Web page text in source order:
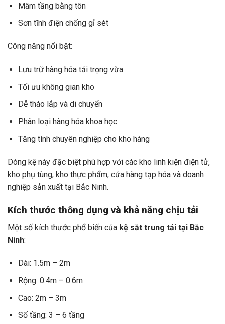
Mâm tầng bằng tôn
Sơn tĩnh điện chống gỉ sét
Công năng nổi bật:
Lưu trữ hàng hóa tải trọng vừa
Tối ưu không gian kho
Dễ tháo lắp và di chuyển
Phân loại hàng hóa khoa học
Tăng tính chuyên nghiệp cho kho hàng
Dòng kệ này đặc biệt phù hợp với các kho linh kiện điện tử,
kho phụ tùng, kho thực phẩm, cửa hàng tạp hóa và doanh
nghiệp sản xuất tại Bắc Ninh.
Kích thước thông dụng và khả năng chịu tải
Một số kích thước phổ biến của kệ sắt trung tải tại Bắc
Ninh:
Dài: 1.5m – 2m
Rộng: 0.4m – 0.6m
Cao: 2m – 3m
Số tầng: 3 – 6 tầng